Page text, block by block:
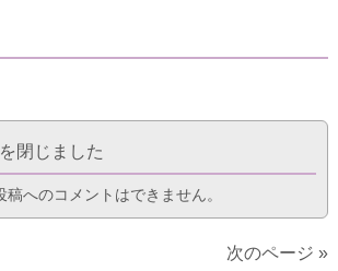
閉じました
へのコメントはできません。
次のページ »